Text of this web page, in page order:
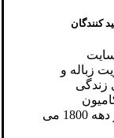
کنندگان
زباله و
زندگی
کمپرسی تاریخچه ای جذاب دارد که به اروپا در دهه 1800 می